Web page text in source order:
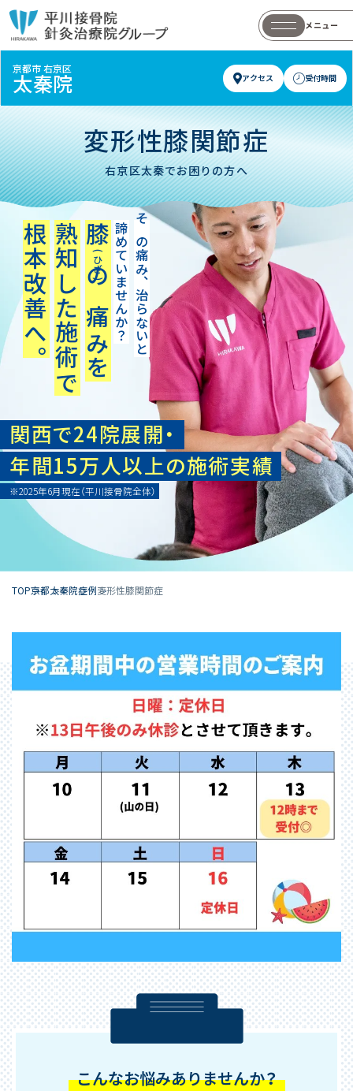
メニュー
京都市 右京区
太秦院 アクセス 受付時間
変形性膝関節症
右京区太秦でお困りの方へ
その痛み、治らないと
諦めていませんか？
膝
(
ひ
ざ
)
の痛みを
熟知した施術で
根本改善へ。
関西で24院展開・
年間15万人以上の施術実績
※2025年6月現在（平川接骨院全体）
TOP京都太秦院症例変形性膝関節症
こんなお悩みありませんか？